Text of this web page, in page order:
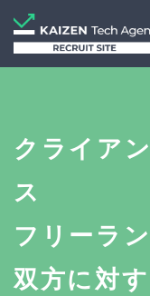
クライア
ス
フリーラ
双方に対